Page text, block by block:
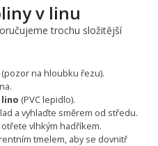
v linu
trochu složitější
na hloubku řezu).
(PVC lepidlo).
a vyhlaďte směrem od středu.
vlhkým hadříkem.
tmelem, aby se dovnitř